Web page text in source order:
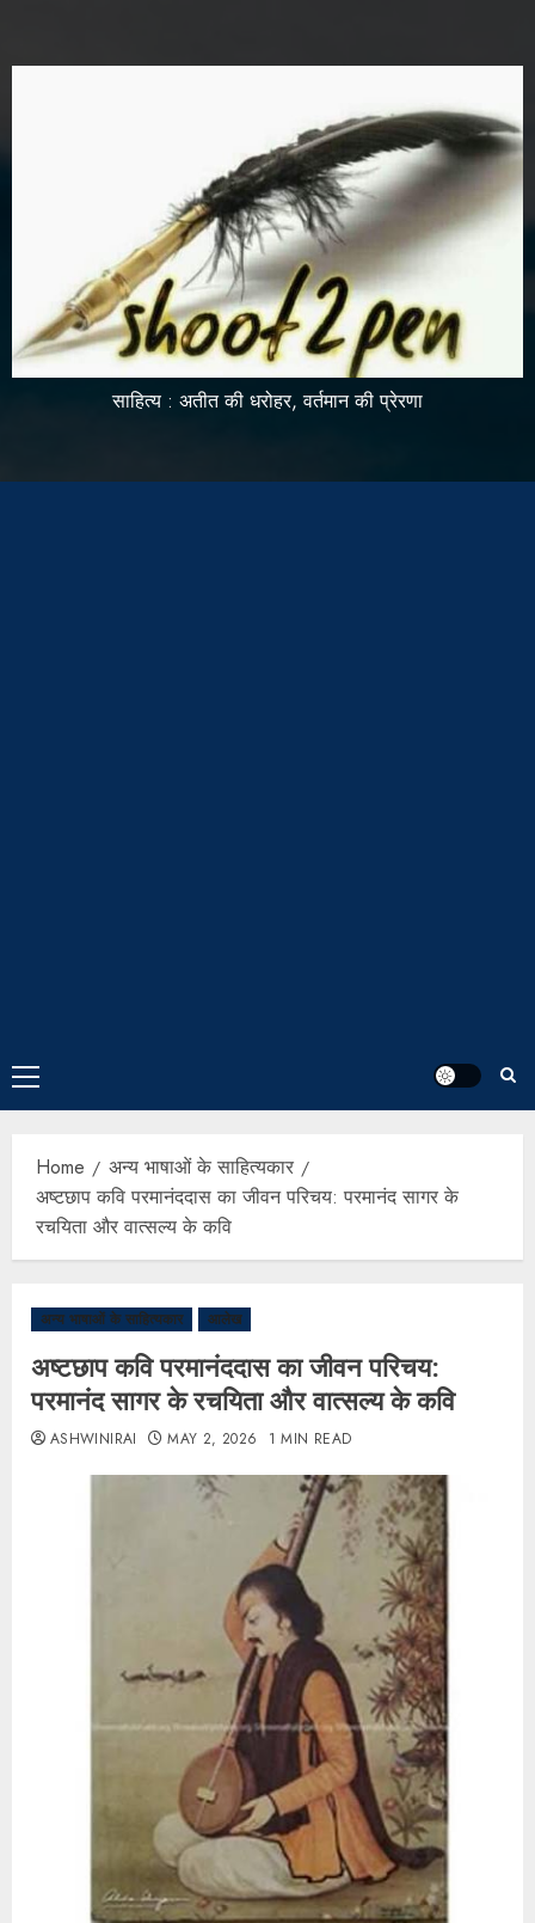
साहित्य : अतीत की धरोहर, वर्तमान की प्रेरणा
Home
अन्य भाषाओं के साहित्यकार
अष्टछाप कवि परमानंददास का जीवन परिचय: परमानंद सागर के
रचयिता और वात्सल्य के कवि
अन्य भाषाओं के साहित्यकार आलेख
अष्टछाप कवि परमानंददास का जीवन परिचय:
परमानंद सागर के रचयिता और वात्सल्य के कवि
ASHWINIRAI MAY 2, 2026 1 MIN READ